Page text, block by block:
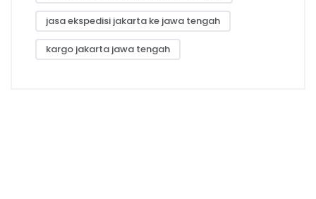
jasa ekspedisi jakarta ke jawa tengah
kargo jakarta jawa tengah